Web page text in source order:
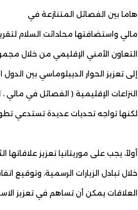
هاما بين الفصائل المتنازعة في
مالي واستضافتها محاداثت السلام
إلى تعزيز الحوار الديبلوماسي بين
النزاعات الإقليمية ( الفصائل في مالي
لكنها تواجه تحديات عديدة تستدعي
أولاً، يجب على موريتانيا تعزيز
خلال تبادل الزيارات الرسمية، وتوقيع
العلاقات يمكن أن تساهم في تعزيز